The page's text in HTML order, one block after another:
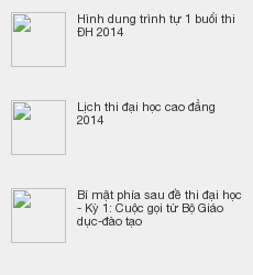
Hình dung trình tự 1 buổi thi
ĐH 2014
Lịch thi đại học cao đẳng
2014
Bí mật phía sau đề thi đại học
- Kỳ 1: Cuộc gọi từ Bộ Giáo
dục-đào tạo